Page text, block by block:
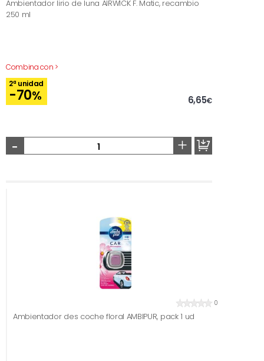
Ambientador lirio de luna AIRWICK F. Matic, recambio
250 ml
Combina con >
2ª unidad
-70% 6,65€
- +
0
Ambientador des coche floral AMBIPUR, pack 1 ud